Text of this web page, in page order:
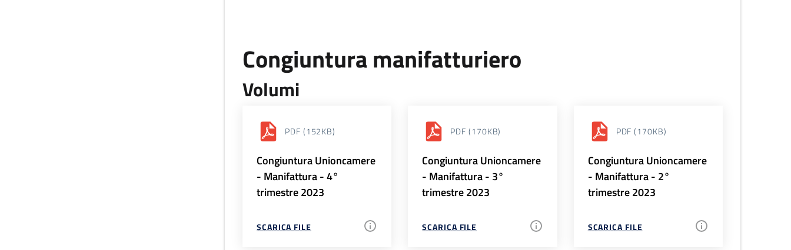
Congiuntura manifatturiero
Volumi
PDF (152KB)
Congiuntura Unioncamere
- Manifattura - 4°
trimestre 2023
SCARICA FILE
PDF (170KB)
Congiuntura Unioncamere
- Manifattura - 3°
trimestre 2023
SCARICA FILE
PDF (170KB)
Congiuntura Unioncamere
- Manifattura - 2°
trimestre 2023
SCARICA FILE